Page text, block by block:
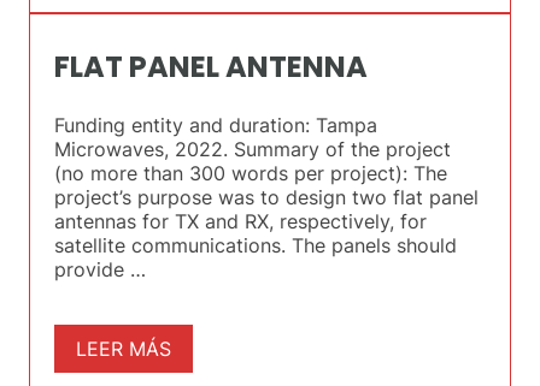
FLAT PANEL ANTENNA
Funding entity and duration: Tampa
Microwaves, 2022. Summary of the project
(no more than 300 words per project): The
project’s purpose was to design two flat panel
antennas for TX and RX, respectively, for
satellite communications. The panels should
provide …
LEER MÁS